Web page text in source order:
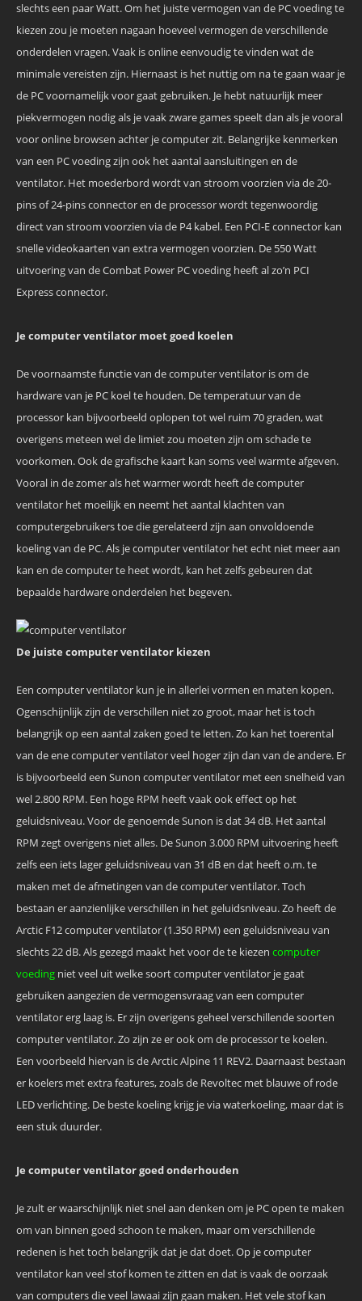
slechts een paar Watt. Om het juiste vermogen van de PC voeding te
kiezen zou je moeten nagaan hoeveel vermogen de verschillende
onderdelen vragen. Vaak is online eenvoudig te vinden wat de
minimale vereisten zijn. Hiernaast is het nuttig om na te gaan waar je
de PC voornamelijk voor gaat gebruiken. Je hebt natuurlijk meer
piekvermogen nodig als je vaak zware games speelt dan als je vooral
voor online browsen achter je computer zit. Belangrijke kenmerken
van een PC voeding zijn ook het aantal aansluitingen en de
ventilator. Het moederbord wordt van stroom voorzien via de 20-
pins of 24-pins connector en de processor wordt tegenwoordig
direct van stroom voorzien via de P4 kabel. Een PCI-E connector kan
snelle videokaarten van extra vermogen voorzien. De 550 Watt
uitvoering van de Combat Power PC voeding heeft al zo’n PCI
Express connector.
Je computer ventilator moet goed koelen
De voornaamste functie van de computer ventilator is om de
hardware van je PC koel te houden. De temperatuur van de
processor kan bijvoorbeeld oplopen tot wel ruim 70 graden, wat
overigens meteen wel de limiet zou moeten zijn om schade te
voorkomen. Ook de grafische kaart kan soms veel warmte afgeven.
Vooral in de zomer als het warmer wordt heeft de computer
ventilator het moeilijk en neemt het aantal klachten van
computergebruikers toe die gerelateerd zijn aan onvoldoende
koeling van de PC. Als je computer ventilator het echt niet meer aan
kan en de computer te heet wordt, kan het zelfs gebeuren dat
bepaalde hardware onderdelen het begeven.
De juiste computer ventilator kiezen
Een computer ventilator kun je in allerlei vormen en maten kopen.
Ogenschijnlijk zijn de verschillen niet zo groot, maar het is toch
belangrijk op een aantal zaken goed te letten. Zo kan het toerental
van de ene computer ventilator veel hoger zijn dan van de andere. Er
is bijvoorbeeld een Sunon computer ventilator met een snelheid van
wel 2.800 RPM. Een hoge RPM heeft vaak ook effect op het
geluidsniveau. Voor de genoemde Sunon is dat 34 dB. Het aantal
RPM zegt overigens niet alles. De Sunon 3.000 RPM uitvoering heeft
zelfs een iets lager geluidsniveau van 31 dB en dat heeft o.m. te
maken met de afmetingen van de computer ventilator. Toch
bestaan er aanzienlijke verschillen in het geluidsniveau. Zo heeft de
Arctic F12 computer ventilator (1.350 RPM) een geluidsniveau van
slechts 22 dB. Als gezegd maakt het voor de te kiezen computer
voeding niet veel uit welke soort computer ventilator je gaat
gebruiken aangezien de vermogensvraag van een computer
ventilator erg laag is. Er zijn overigens geheel verschillende soorten
computer ventilator. Zo zijn ze er ook om de processor te koelen.
Een voorbeeld hiervan is de Arctic Alpine 11 REV2. Daarnaast bestaan
er koelers met extra features, zoals de Revoltec met blauwe of rode
LED verlichting. De beste koeling krijg je via waterkoeling, maar dat is
een stuk duurder.
Je computer ventilator goed onderhouden
Je zult er waarschijnlijk niet snel aan denken om je PC open te maken
om van binnen goed schoon te maken, maar om verschillende
redenen is het toch belangrijk dat je dat doet. Op je computer
ventilator kan veel stof komen te zitten en dat is vaak de oorzaak
van computers die veel lawaai zijn gaan maken. Het vele stof kan